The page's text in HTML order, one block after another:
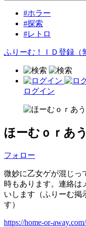
#ホラー
#探索
#レトロ
ふりーむ！ＩＤ登録（
ログイン
ほーむｏｒあ
フォロー
微妙に乙女ゲが混じっ
時もあります。連絡は
いします（ふりーむ掲
す）
https://home-or-away.com/